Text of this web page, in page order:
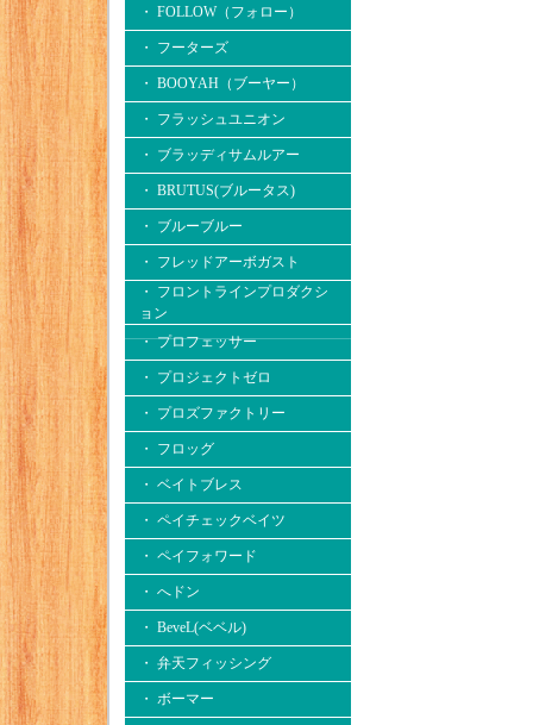
・ FOLLOW（フォロー）
・ フーターズ
・ BOOYAH（ブーヤー）
・ フラッシュユニオン
・ ブラッディサムルアー
・ BRUTUS(ブルータス)
・ ブルーブルー
・ フレッドアーボガスト
・ フロントラインプロダクシ
ョン
・ プロフェッサー
・ プロジェクトゼロ
・ プロズファクトリー
・ フロッグ
・ ベイトブレス
・ ペイチェックベイツ
・ ペイフォワード
・ へドン
・ BeveL(ベベル)
・ 弁天フィッシング
・ ボーマー